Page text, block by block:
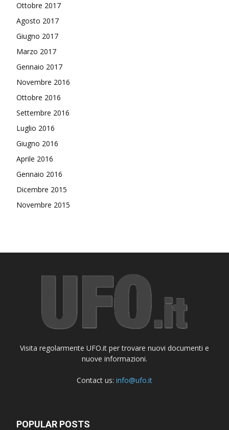
Ottobre 2017
Agosto 2017
Giugno 2017
Marzo 2017
Gennaio 2017
Novembre 2016
Ottobre 2016
Settembre 2016
Luglio 2016
Giugno 2016
Aprile 2016
Gennaio 2016
Dicembre 2015
Novembre 2015
Visita regolarmente UFO.it per trovare nuovi documenti e
nuove informazioni.
Contact us: info@ufo.it
POPULAR POSTS